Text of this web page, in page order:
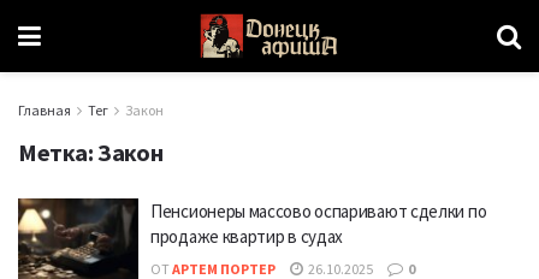
Главная Тег Закон
Метка:Закон
Пенсионеры массово оспаривают сделки по
продаже квартир в судах
ОТ АРТЕМ ПОРТЕР 26.10.2025 0